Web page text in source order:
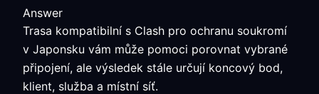
Answer
Trasa kompatibilní s Clash pro ochranu soukromí
v Japonsku vám může pomoci porovnat vybrané
připojení, ale výsledek stále určují koncový bod,
klient, služba a místní síť.